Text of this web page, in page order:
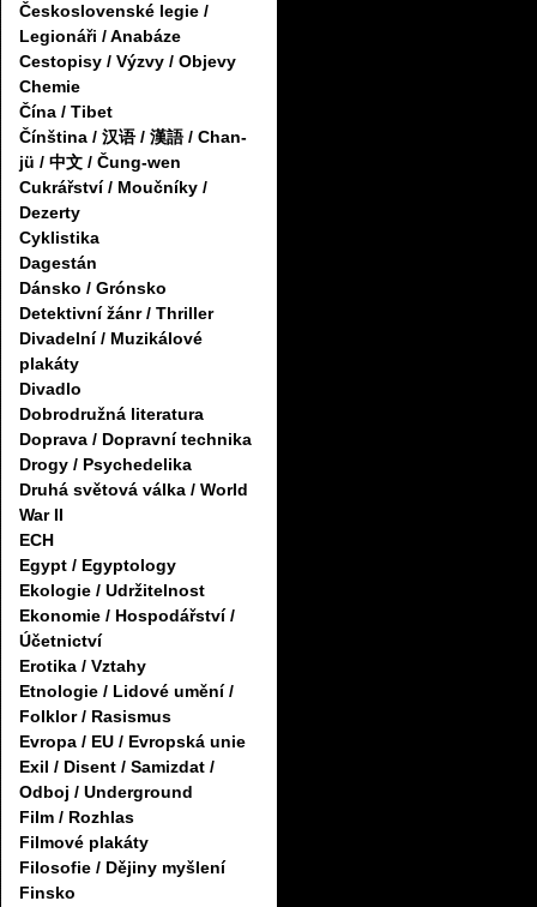
Československé legie /
Legionáři / Anabáze
Cestopisy / Výzvy / Objevy
Chemie
Čína / Tibet
Čínština / 汉语 / 漢語 / Chan-
jü / 中文 / Čung-wen
Cukrářství / Moučníky /
Dezerty
Cyklistika
Dagestán
Dánsko / Grónsko
Detektivní žánr / Thriller
Divadelní / Muzikálové
plakáty
Divadlo
Dobrodružná literatura
Doprava / Dopravní technika
Drogy / Psychedelika
Druhá světová válka / World
War II
ECH
Egypt / Egyptology
Ekologie / Udržitelnost
Ekonomie / Hospodářství /
Účetnictví
Erotika / Vztahy
Etnologie / Lidové umění /
Folklor / Rasismus
Evropa / EU / Evropská unie
Exil / Disent / Samizdat /
Odboj / Underground
Film / Rozhlas
Filmové plakáty
Filosofie / Dějiny myšlení
Finsko